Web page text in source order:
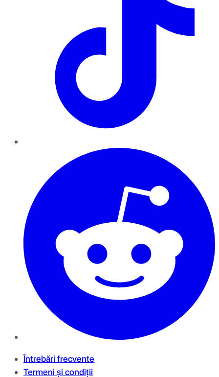
Întrebări frecvente
Termeni și condiții